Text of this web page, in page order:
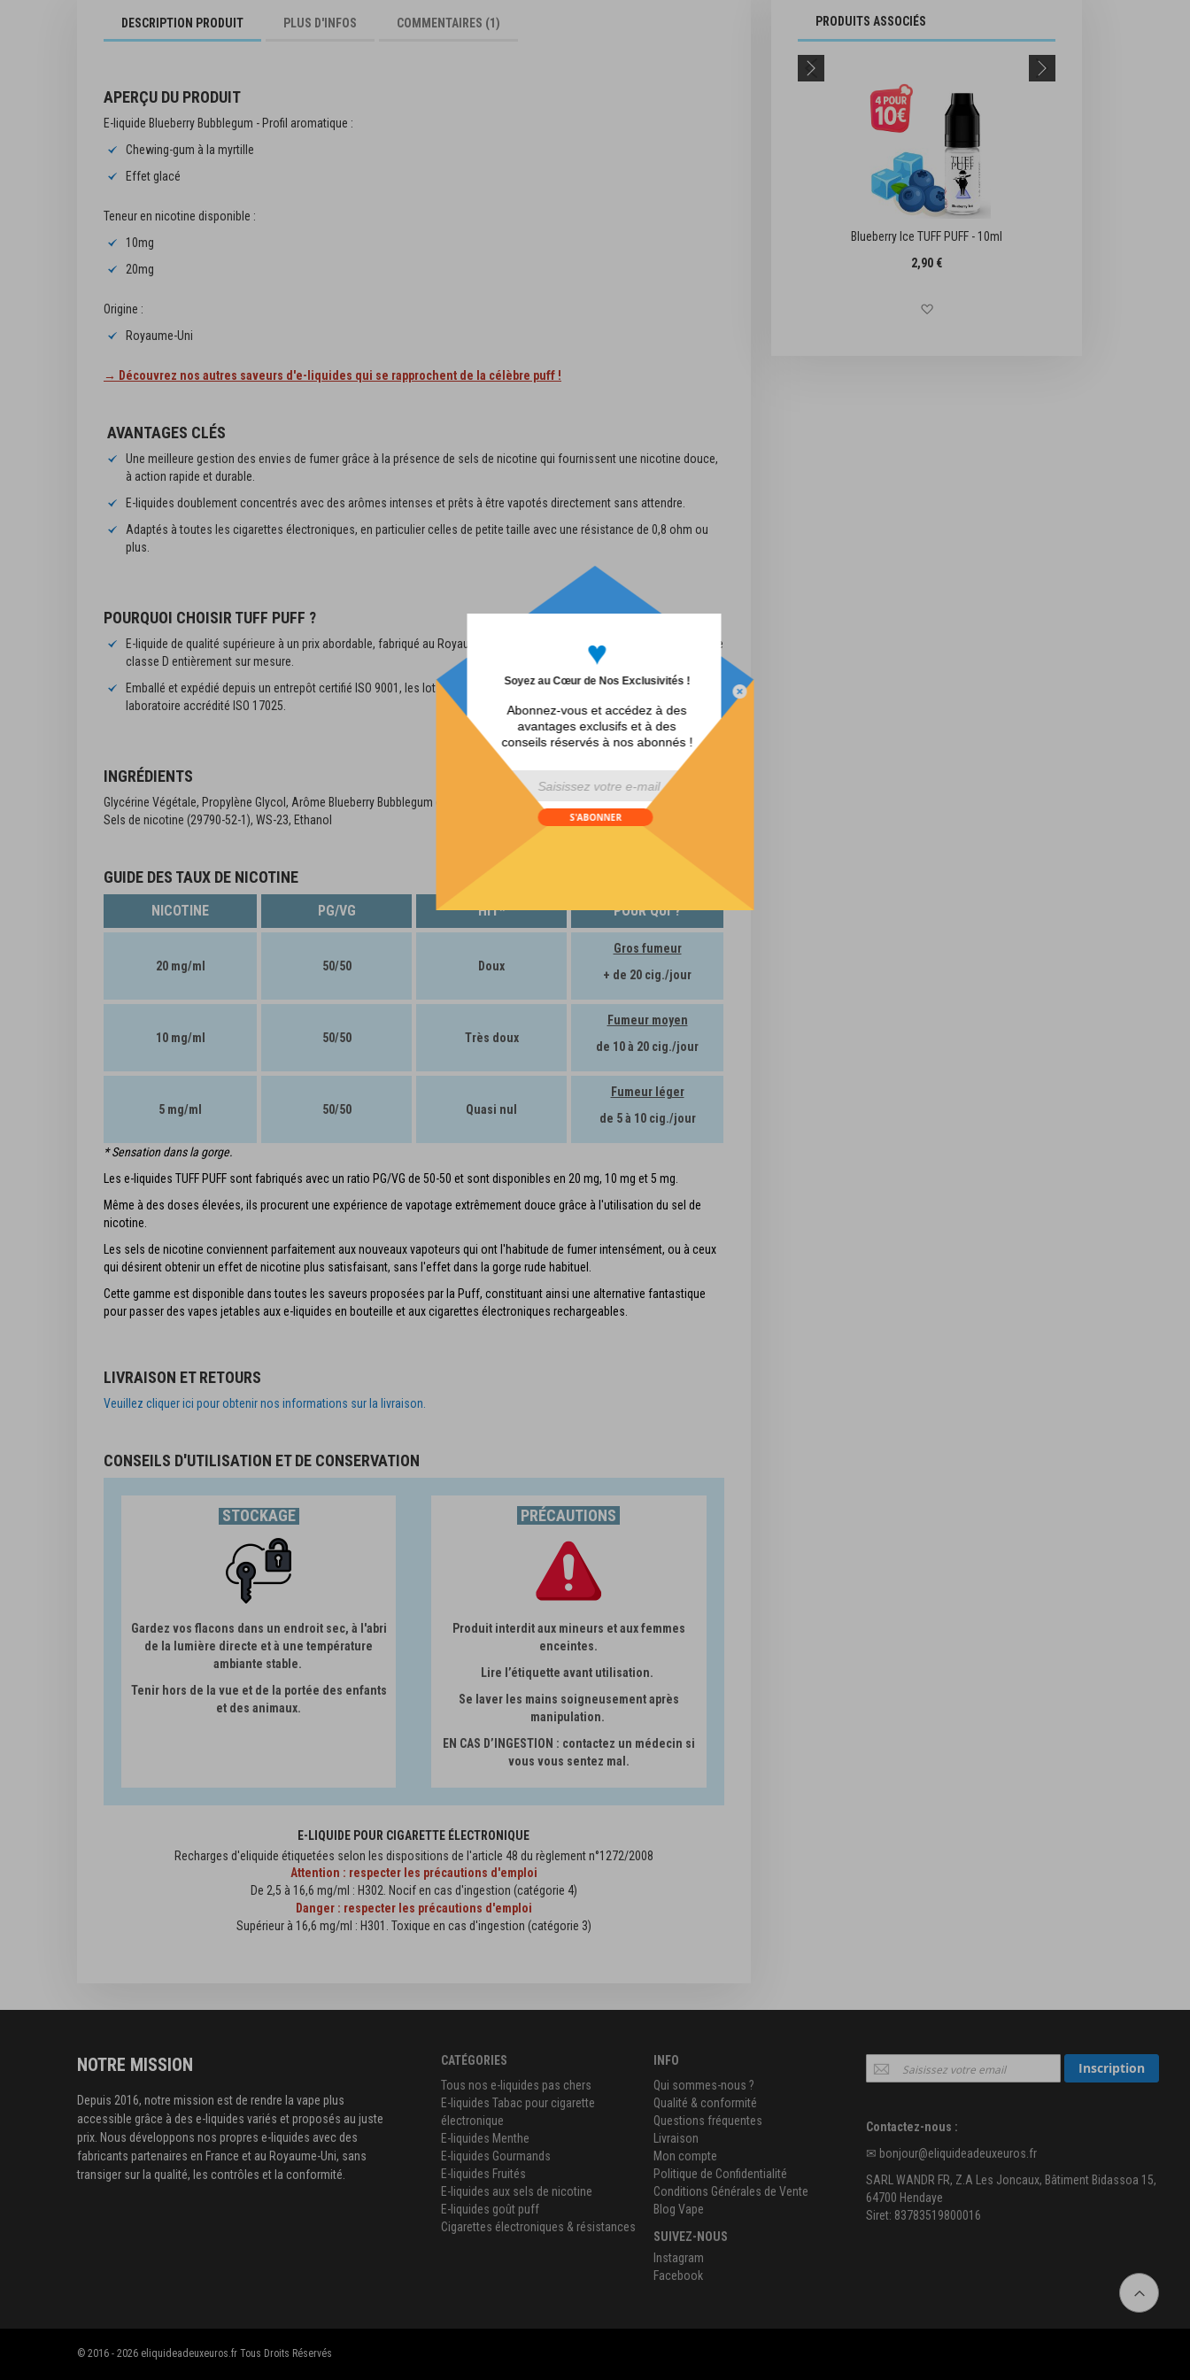
div id="mp-popup-template5">
♥
Soyez au Cœur de Nos Exclusivités !
Abonnez-vous et accédez à des
avantages exclusifs et à des
conseils réservés à nos abonnés !
S'ABONNER
DESCRIPTION PRODUIT
APERÇU DU PRODUIT
E-liquide Blueberry Bubblegum - Profil aromatique :
Chewing-gum à la myrtille
Effet glacé
Teneur en nicotine disponible :
10mg
20mg
Origine :
Royaume-Uni
→ Découvrez nos autres saveurs d'e-liquides qui se rapprochent de la célèbre puff !
AVANTAGES CLÉS
Une meilleure gestion des envies de fumer grâce à la présence de sels de nicotine qui fournissent une nicotine douce,
à action rapide et durable.
E-liquides doublement concentrés avec des arômes intenses et prêts à être vapotés directement sans attendre.
Adaptés à toutes les cigarettes électroniques, en particulier celles de petite taille avec une résistance de 0,8 ohm ou
plus.
POURQUOI CHOISIR TUFF PUFF ?
E-liquide de qualité supérieure à un prix abordable, fabriqué au Royaume-Uni à Manchester dans une installation GMP de
classe D entièrement sur mesure.
Emballé et expédié depuis un entrepôt certifié ISO 9001, les lots sont testés pour la sécurité et la conformité dans un
laboratoire accrédité ISO 17025.
INGRÉDIENTS
Glycérine Végétale, Propylène Glycol, Arôme Blueberry Bubblegum (Contient Furaneol. Peut entraîner un réaction allergique),
Sels de nicotine (29790-52-1), WS-23, Ethanol
GUIDE DES TAUX DE NICOTINE
NICOTINE PG/VG HIT* POUR QUI ?
20 mg/ml 50/50 Doux
Gros fumeur
+ de 20 cig./jour
10 mg/ml 50/50 Très doux
Fumeur moyen
de 10 à 20 cig./jour
5 mg/ml 50/50 Quasi nul
Fumeur léger
de 5 à 10 cig./jour
* Sensation dans la gorge.
Les e-liquides TUFF PUFF sont fabriqués avec un ratio PG/VG de 50-50 et sont disponibles en 20 mg, 10 mg et 5 mg.
Même à des doses élevées, ils procurent une expérience de vapotage extrêmement douce grâce à l'utilisation du sel de
nicotine.
Les sels de nicotine conviennent parfaitement aux nouveaux vapoteurs qui ont l'habitude de fumer intensément, ou à ceux
qui désirent obtenir un effet de nicotine plus satisfaisant, sans l'effet dans la gorge rude habituel.
Cette gamme est disponible dans toutes les saveurs proposées par la Puff, constituant ainsi une alternative fantastique
pour passer des vapes jetables aux e-liquides en bouteille et aux cigarettes électroniques rechargeables.
LIVRAISON ET RETOURS
Veuillez cliquer ici pour obtenir nos informations sur la livraison.
CONSEILS D'UTILISATION ET DE CONSERVATION
STOCKAGE
Gardez vos flacons dans un endroit sec, à l'abri
de la lumière directe et à une température
ambiante stable.
Tenir hors de la vue et de la portée des enfants
et des animaux.
PRÉCAUTIONS
Produit interdit aux mineurs et aux femmes
enceintes.
Lire l’étiquette avant utilisation.
Se laver les mains soigneusement après
manipulation.
EN CAS D’INGESTION : contactez un médecin si
vous vous sentez mal.
E-LIQUIDE POUR CIGARETTE ÉLECTRONIQUE
Recharges d'eliquide étiquetées selon les dispositions de l'article 48 du règlement n°1272/2008
Attention : respecter les précautions d'emploi
De 2,5 à 16,6 mg/ml : H302. Nocif en cas d'ingestion (catégorie 4)
Danger : respecter les précautions d'emploi
Supérieur à 16,6 mg/ml : H301. Toxique en cas d'ingestion (catégorie 3)
PLUS D'INFOS COMMENTAIRES 1 PRODUITS ASSOCIÉS
Blueberry Ice TUFF PUFF - 10ml
2,90 €
NOTRE MISSION
Depuis 2016, notre mission est de rendre la vape plus
accessible grâce à des e-liquides variés et proposés au juste
prix. Nous développons nos propres e-liquides avec des
fabricants partenaires en France et au Royaume-Uni, sans
transiger sur la qualité, les contrôles et la conformité.
CATÉGORIES
Tous nos e-liquides pas chers
E-liquides Tabac pour cigarette
électronique
E-liquides Menthe
E-liquides Gourmands
E-liquides Fruités
E-liquides aux sels de nicotine
E-liquides goût puff
Cigarettes électroniques & résistances
INFO
Qui sommes-nous ?
Qualité & conformité
Questions fréquentes
Livraison
Mon compte
Politique de Confidentialité
Conditions Générales de Vente
Blog Vape
SUIVEZ-NOUS
Instagram
Facebook
Inscription
à
:
Inscription
Contactez-nous :
✉ bonjour@eliquideadeuxeuros.fr
SARL WANDR FR, Z.A Les Joncaux, Bâtiment Bidassoa 15,
64700 Hendaye
Siret: 83783519800016
© 2016 - 2026 eliquideadeuxeuros.fr Tous Droits Réservés